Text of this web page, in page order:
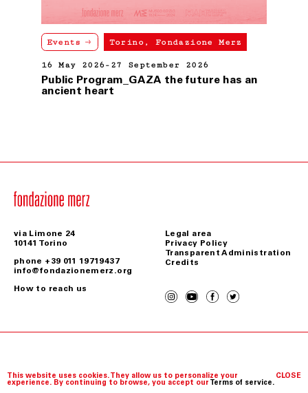
This website uses cookies. They allow us to personalize your
experience. By continuing to browse, you accept our Terms of service.
CLOSE
Events Torino, Fondazione Merz
16 May 2026-27 September 2026
Public Program_GAZA the future has an
ancient heart
via Limone 24
10141 Torino
phone +39 011 19719437
info@fondazionemerz.org
How to reach us
Legal area
Privacy Policy
Transparent Administration
Credits